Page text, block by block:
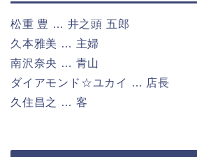
松重 豊 … 井之頭 五郎
久本雅美 … 主婦
南沢奈央 … 青山
ダイアモンド☆ユカイ … 店長
久住昌之 … 客